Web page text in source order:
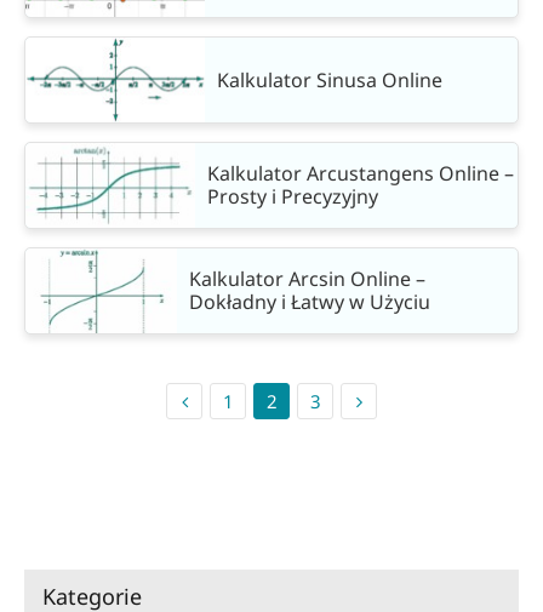
Kalkulator Sinusa Online
Kalkulator Arcustangens Online –
Prosty i Precyzyjny
Kalkulator Arcsin Online –
Dokładny i Łatwy w Użyciu
1 2 3
Kategorie